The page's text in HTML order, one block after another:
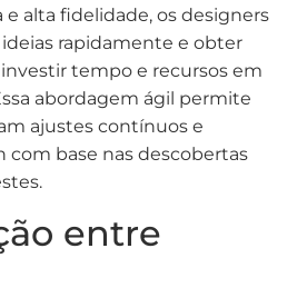
alta fidelidade, os designers
rapidamente e obter
tempo e recursos em
abordagem ágil permite
ajustes contínuos e
com base nas descobertas
entre